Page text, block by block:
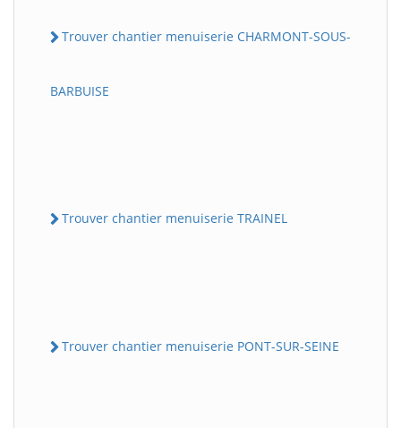
Trouver chantier menuiserie CHARMONT-SOUS-
BARBUISE
Trouver chantier menuiserie TRAINEL
Trouver chantier menuiserie PONT-SUR-SEINE